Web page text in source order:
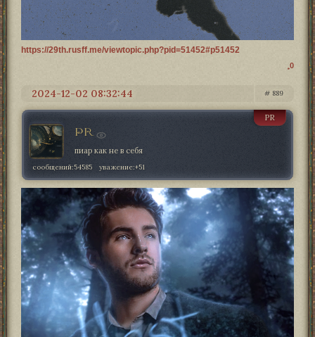
https://29th.rusff.me/viewtopic.php?pid=51452#p51452
0
889
2024-12-02 08:32:44
PR
PR
пиар как не в себя
сообщений:54585 уважение:+51